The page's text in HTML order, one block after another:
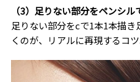
（3）足りない部分をペンシル
足りない部分をcで1本1本描
くのが、リアルに再現するコツ